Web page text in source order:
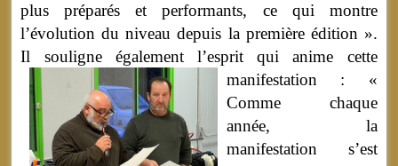
plus préparés et performants, ce qui montre
l’évolution du niveau depuis la première édition ».
Il souligne également l’esprit qui anime cette
manifestation : «
Comme chaque
année, la
manifestation s’est